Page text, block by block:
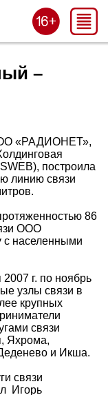
–
«РАДИОНЕТ»,
построила
линию связи
86
ООО
населенными
г. по ноябрь
узлы связи в
крупных
связи
Яхрома,
и Икша.
связи
Игорь